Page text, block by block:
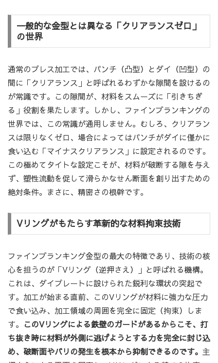
一般的な金型とは異なる「クリアランスゼロ」
の世界
通常のプレス加工では、パンチ（凸型）とダイ（凹型）の
間に「クリアランス」と呼ばれるわずかな隙間を設けるの
が常識です。この隙間が、材料をスムーズに「引きちぎ
る」役割を果たします。しかし、ファインブランキングの
世界では、この常識が通用しません。むしろ、クリアラン
スは限りなくゼロ、場合によってはパンチがダイに僅かに
食い込む「マイナスクリアランス」に設定されるのです。
この極めてタイトな設定こそが、材料が破断する隙を与え
ず、塑性流動を促して滑らかなせん断面を創り出すための
絶対条件。まさに、精密さの根幹です。
Vリングがもたらす革新的な材料拘束技術
ファインブランキング金型の最大の特徴であり、技術の核
心を担うのが「Vリング（逆押さえ）」と呼ばれる機構。
これは、ダイプレートに設けられた鋭利な環状の突起で
す。加工が始まる直前、このVリングが材料に強力な圧力
で食い込み、加工領域の周囲を完全に固定（拘束）しま
す。 このVリングによる鉄壁のガードがあるからこそ、打
ち抜き時に材料が外側に逃げようとする力を完全に封じ込
め、破断面やバリの発生を根本から抑制できるのです。 主